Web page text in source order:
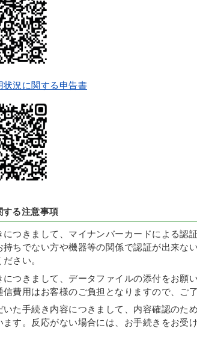
状況に関する申告書
する注意事項
につきまして、マイナンバーカードによる認
持ちでない方や機器等の関係で認証が出来な
さい。
につきまして、データファイルの添付をお願
信費用はお客様のご負担となりますので、ご
いた手続き内容につきまして、内容確認のた
ます。反応がない場合には、お手続きをお受